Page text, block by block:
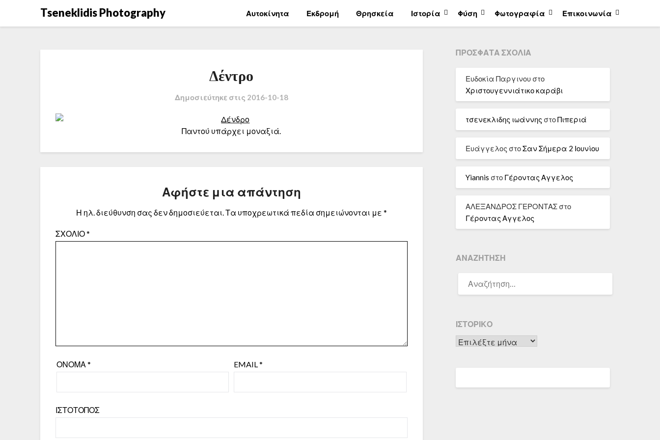
Tseneklidis Photography Αυτοκίνητα Εκδρομή Θρησκεία Ιστορία Φύση Φωτογραφία Επικοινωνία
Δέντρο
Δημοσιεύτηκε στις 2016-10-18
Παντού υπάρχει μοναξιά.
Αφήστε μια απάντηση
Η ηλ. διεύθυνση σας δεν δημοσιεύεται.Τα υποχρεωτικά πεδία σημειώνονται με *
ΣΧΌΛΙΟ*
ΌΝΟΜΑ* EMAIL*
ΙΣΤΌΤΟΠΟΣ
ΠΡΌΣΦΑΤΑ ΣΧΌΛΙΑ
Ευδοκία Παργινουστο
Χριστουγεννιάτικο καράβι
τσενεκλιδης ιωάννης στοΠιπεριά
Ευάγγελος στοΣαν Σήμερα 2 Ιουνίου
Yiannis στο Γέροντας Αγγελος
ΑΛΕΞΑΝΔΡΟΣ ΓΕΡΟΝΤΑΣστο
Γέροντας Αγγελος
ΑΝΑΖΉΤΗΣΗ
ΓΙΑ:
ΙΣΤΟΡΙΚΌ
Ιστορικό